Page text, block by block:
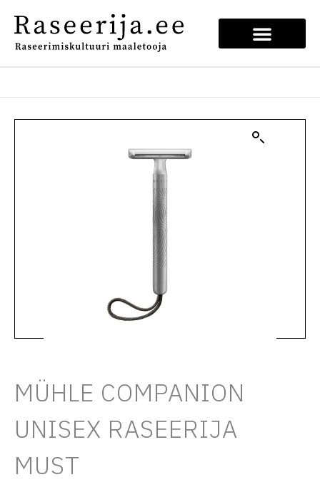
MÜHLE COMPANION
UNISEX RASEERIJA
MUST